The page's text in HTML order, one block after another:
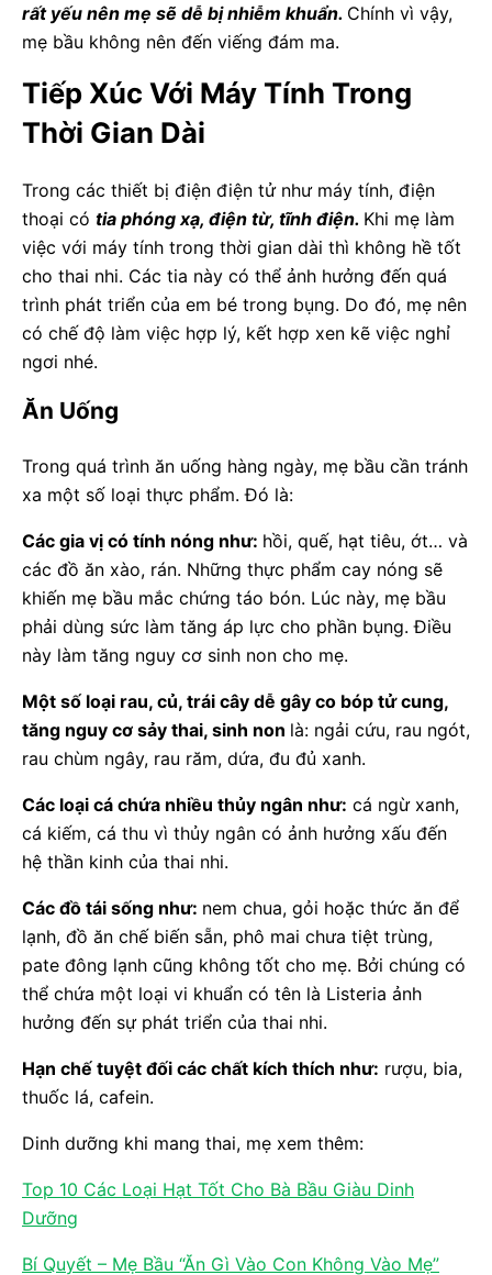
rất yếu nên mẹ sẽ dễ bị nhiễm khuẩn. Chính vì vậy,
mẹ bầu không nên đến viếng đám ma.
Tiếp Xúc Với Máy Tính Trong
Thời Gian Dài
Trong các thiết bị điện điện tử như máy tính, điện
thoại có tia phóng xạ, điện từ, tĩnh điện. Khi mẹ làm
việc với máy tính trong thời gian dài thì không hề tốt
cho thai nhi. Các tia này có thể ảnh hưởng đến quá
trình phát triển của em bé trong bụng. Do đó, mẹ nên
có chế độ làm việc hợp lý, kết hợp xen kẽ việc nghỉ
ngơi nhé.
Ăn Uống
Trong quá trình ăn uống hàng ngày, mẹ bầu cần tránh
xa một số loại thực phẩm. Đó là:
Các gia vị có tính nóng như: hồi, quế, hạt tiêu, ớt… và
các đồ ăn xào, rán. Những thực phẩm cay nóng sẽ
khiến mẹ bầu mắc chứng táo bón. Lúc này, mẹ bầu
phải dùng sức làm tăng áp lực cho phần bụng. Điều
này làm tăng nguy cơ sinh non cho mẹ.
Một số loại rau, củ, trái cây dễ gây co bóp tử cung,
tăng nguy cơ sảy thai, sinh non là: ngải cứu, rau ngót,
rau chùm ngây, rau răm, dứa, đu đủ xanh.
Các loại cá chứa nhiều thủy ngân như: cá ngừ xanh,
cá kiếm, cá thu vì thủy ngân có ảnh hưởng xấu đến
hệ thần kinh của thai nhi.
Các đồ tái sống như: nem chua, gỏi hoặc thức ăn để
lạnh, đồ ăn chế biến sẵn, phô mai chưa tiệt trùng,
pate đông lạnh cũng không tốt cho mẹ. Bởi chúng có
thể chứa một loại vi khuẩn có tên là Listeria ảnh
hưởng đến sự phát triển của thai nhi.
Hạn chế tuyệt đối các chất kích thích như: rượu, bia,
thuốc lá, cafein.
Dinh dưỡng khi mang thai, mẹ xem thêm:
Top 10 Các Loại Hạt Tốt Cho Bà Bầu Giàu Dinh
Dưỡng
Bí Quyết – Mẹ Bầu “Ăn Gì Vào Con Không Vào Mẹ”